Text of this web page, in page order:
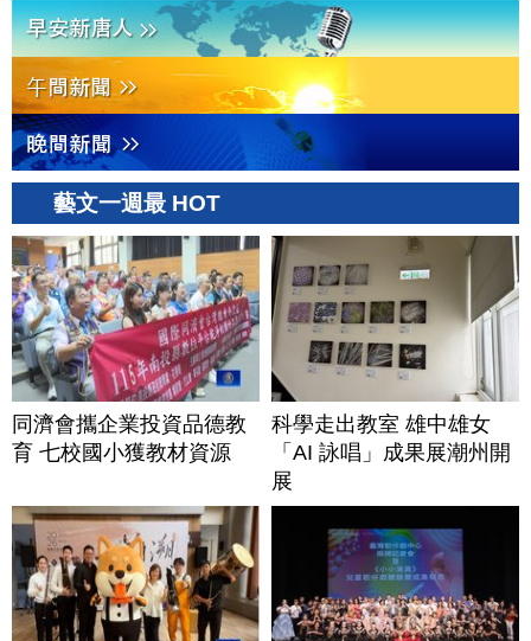
藝文一週最 HOT
同濟會攜企業投資品德教
育 七校國小獲教材資源
科學走出教室 雄中雄女
「AI 詠唱」成果展潮州開
展